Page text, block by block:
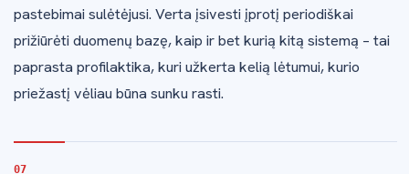
pastebimai sulėtėjusi. Verta įsivesti įprotį periodiškai
prižiūrėti duomenų bazę, kaip ir bet kurią kitą sistemą – tai
paprasta profilaktika, kuri užkerta kelią lėtumui, kurio
priežastį vėliau būna sunku rasti.